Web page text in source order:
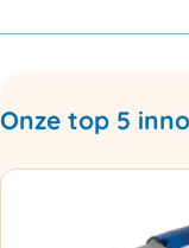
Onze top 5